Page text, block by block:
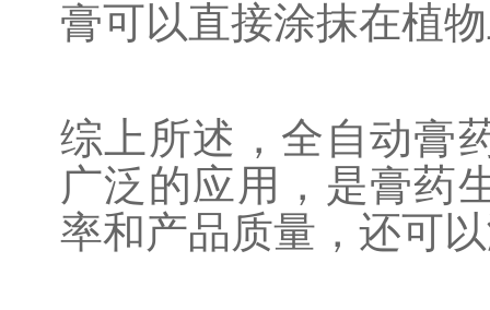
膏可以直接涂抹在植
综上所述，全自动膏
广泛的应用，是膏药
率和产品质量，还可